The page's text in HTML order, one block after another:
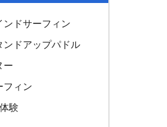
ンドサーフィン
ンドアップパドル
ー
フィン
験